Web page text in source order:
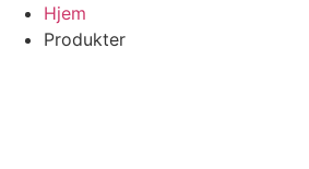
Hjem
Produkter